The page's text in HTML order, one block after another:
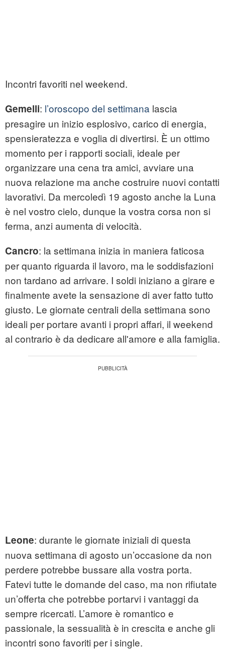
Incontri favoriti nel weekend.
Gemelli: l’oroscopo del settimana lascia
presagire un inizio esplosivo, carico di energia,
spensieratezza e voglia di divertirsi. È un ottimo
momento per i rapporti sociali, ideale per
organizzare una cena tra amici, avviare una
nuova relazione ma anche costruire nuovi contatti
lavorativi. Da mercoledì 19 agosto anche la Luna
è nel vostro cielo, dunque la vostra corsa non si
ferma, anzi aumenta di velocità.
Cancro: la settimana inizia in maniera faticosa
per quanto riguarda il lavoro, ma le soddisfazioni
non tardano ad arrivare. I soldi iniziano a girare e
finalmente avete la sensazione di aver fatto tutto
giusto. Le giornate centrali della settimana sono
ideali per portare avanti i propri affari, il weekend
al contrario è da dedicare all'amore e alla famiglia.
Leone: durante le giornate iniziali di questa
nuova settimana di agosto un’occasione da non
perdere potrebbe bussare alla vostra porta.
Fatevi tutte le domande del caso, ma non rifiutate
un’offerta che potrebbe portarvi i vantaggi da
sempre ricercati. L’amore è romantico e
passionale, la sessualità è in crescita e anche gli
incontri sono favoriti per i single.